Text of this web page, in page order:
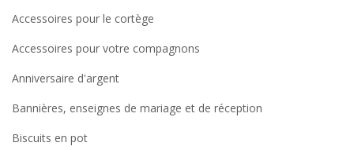
Accessoires pour le cortège
Accessoires pour votre compagnons
Anniversaire d'argent
Bannières, enseignes de mariage et de réception
Biscuits en pot